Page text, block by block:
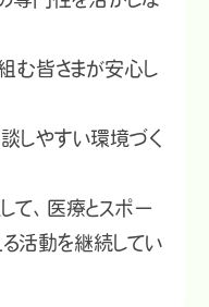
む皆さまが安心し
しやすい環境づく
て、医療とスポー
活動を継続してい